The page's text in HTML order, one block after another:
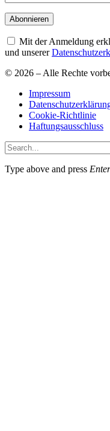
Mit der Anmeldung
und unserer
© 2026 – Alle Rechte
Impressum
Cookie-Richtlinie
Haftungsausschluss
Type above and press Enter